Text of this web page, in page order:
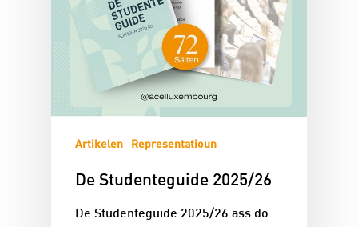
Artikelen Representatioun
De Studenteguide 2025/26
De Studenteguide 2025/26 ass do.